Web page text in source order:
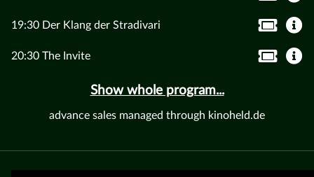
19:30 Der Klang der Stradivari
20:30 The Invite
Show whole program...
advance sales managed through kinoheld.de